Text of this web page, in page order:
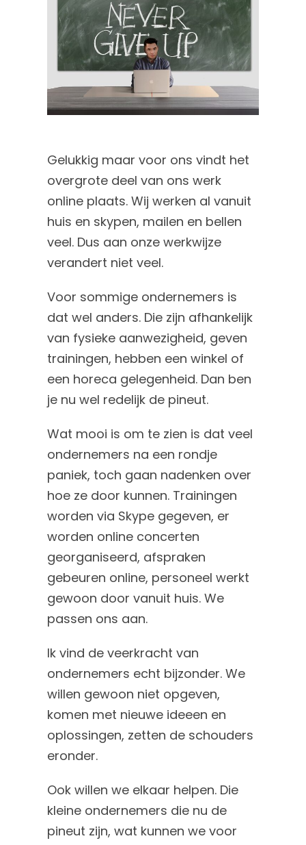
Gelukkig maar voor ons vindt het
overgrote deel van ons werk
online plaats. Wij werken al vanuit
huis en skypen, mailen en bellen
veel. Dus aan onze werkwijze
verandert niet veel.
Voor sommige ondernemers is
dat wel anders. Die zijn afhankelijk
van fysieke aanwezigheid, geven
trainingen, hebben een winkel of
een horeca gelegenheid. Dan ben
je nu wel redelijk de pineut.
Wat mooi is om te zien is dat veel
ondernemers na een rondje
paniek, toch gaan nadenken over
hoe ze door kunnen. Trainingen
worden via Skype gegeven, er
worden online concerten
georganiseerd, afspraken
gebeuren online, personeel werkt
gewoon door vanuit huis. We
passen ons aan.
Ik vind de veerkracht van
ondernemers echt bijzonder. We
willen gewoon niet opgeven,
komen met nieuwe ideeen en
oplossingen, zetten de schouders
eronder.
Ook willen we elkaar helpen. Die
kleine ondernemers die nu de
pineut zijn, wat kunnen we voor